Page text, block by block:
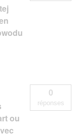
ou
0
réponses